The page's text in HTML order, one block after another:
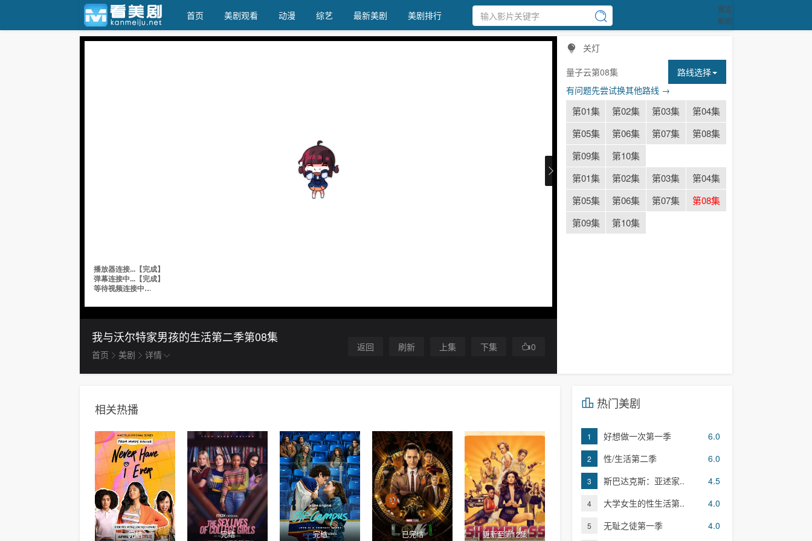
首页 美剧观看 动漫 综艺 最新美剧 美剧排行
留言
新闻
返回 刷新 上集 下集 0
我与沃尔特家男孩的生活第二季第08集
首页 美剧 详情
关灯
路线选择
量子云第08集
有问题先尝试换其他路线 →
第01集 第02集 第03集
第04集
第05集
第06集 第07集
第08集
第09集
第10集
第01集
第02集 第03集
第04集
第05集
第06集 第07集
第08集
第09集
第10集
相关热播
完结 完结 完结 已完结 更新至第12集
热门美剧
1 好想做一次第一季 6.0
2 性/生活第二季 6.0
3 斯巴达克斯：亚述家.. 4.5
4 大学女生的性生活第.. 4.0
5 无耻之徒第一季 4.0